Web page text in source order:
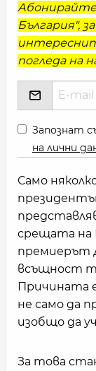
Абонирайте
България",
погледа на
Запознат
на лични
Само
срещата на
премиерът
всъщност
Причината
не само да
изобщо да
За това